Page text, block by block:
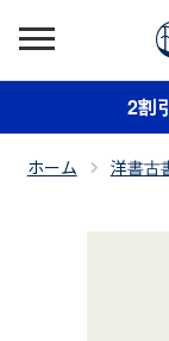
2割
ホーム 洋書古